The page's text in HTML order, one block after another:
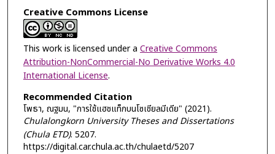
Creative Commons License
This work is licensed under a Creative Commons
Attribution-NonCommercial-No Derivative Works 4.0
International License.
Recommended Citation
โพธา, ณฐมน, "การใช้แฮชแท็กบนโซเชียลมีเดีย" (2021).
Chulalongkorn University Theses and Dissertations
(Chula ETD). 5207.
https://digital.car.chula.ac.th/chulaetd/5207